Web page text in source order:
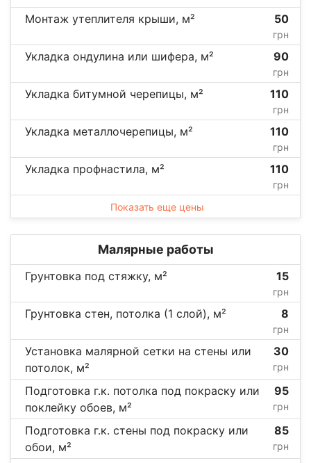
Монтаж утеплителя крыши, м² 50
грн
Укладка ондулина или шифера, м² 90
грн
Укладка битумной черепицы, м² 110
грн
Укладка металлочерепицы, м² 110
грн
Укладка профнастила, м² 110
грн
Показать еще цены
Малярные работы
Грунтовка под стяжку, м² 15
грн
Грунтовка стен, потолка (1 слой), м² 8
грн
Установка малярной сетки на стены или
потолок, м²
30
грн
Подготовка г.к. потолка под покраску или
поклейку обоев, м²
95
грн
Подготовка г.к. стены под покраску или
обои, м²
85
грн